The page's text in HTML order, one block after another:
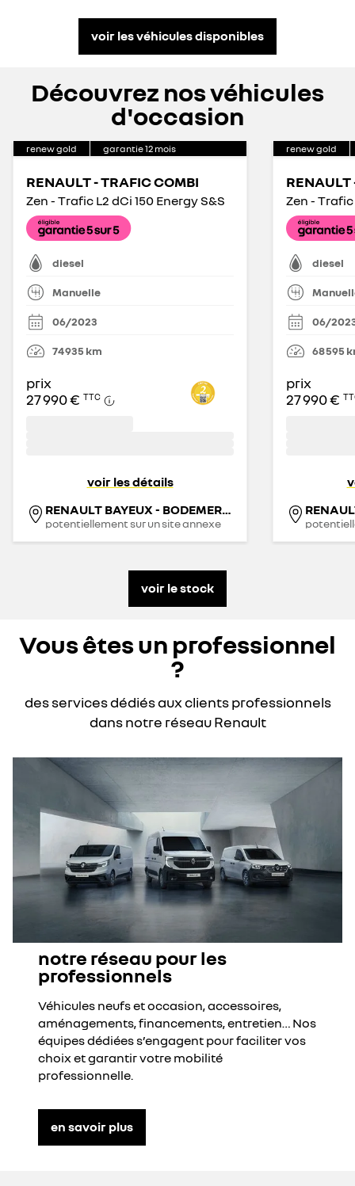
voir les véhicules disponibles
Découvrez nos véhicules
d'occasion
renew gold garantie12 mois
RENAULT - TRAFIC COMBI
Zen - Trafic L2 dCi 150 Energy S&S
diesel
Manuelle
06/2023
74 935 km
prix
27 990 € TTC
voir les détails
RENAULT BAYEUX - BODEMERAUTO
potentiellement sur un site annexe
renew gold
RENAULT
Zen - Trafic
diesel
06/
68 595
prix
27 990 €
voir le stock
Vous êtes un professionnel
?
des services dédiés aux clients professionnels
dans notre réseau Renault
notre réseau pour les
professionnels
Véhicules neufs et occasion, accessoires,
aménagements, financements, entretien… Nos
équipes dédiées s’engagent pour faciliter vos
choix et garantir votre mobilité
professionnelle.
en savoir plus